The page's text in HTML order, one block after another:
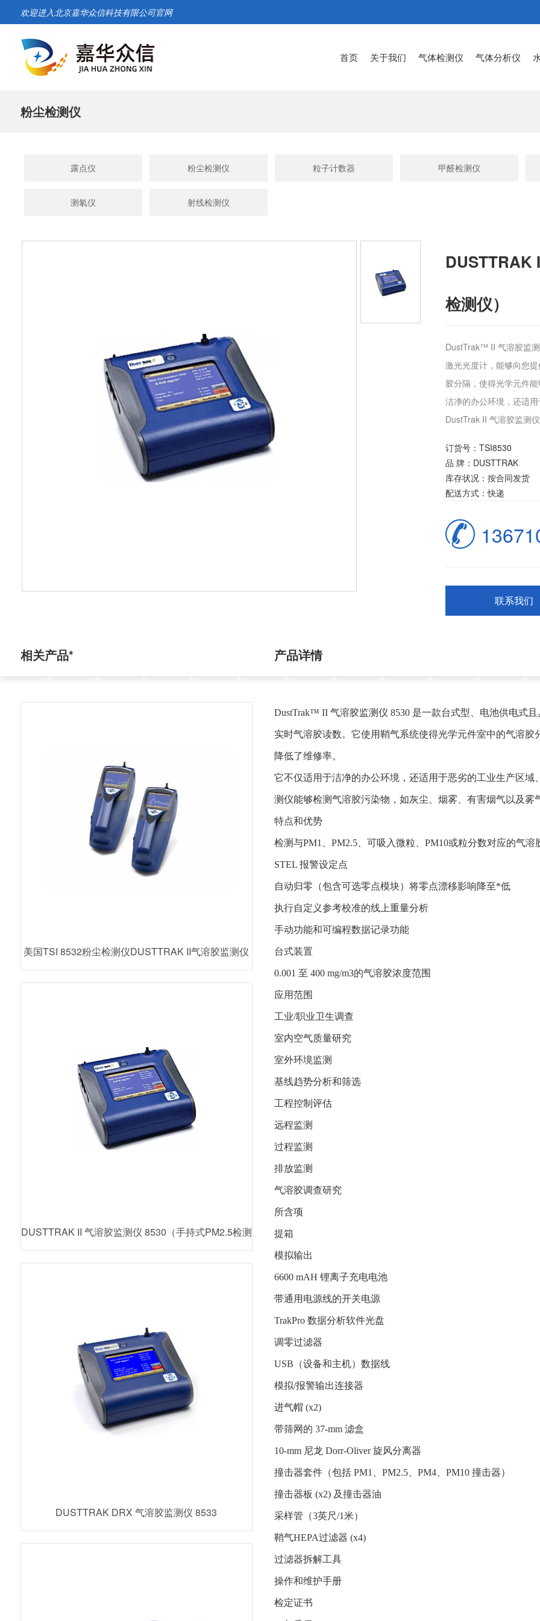
欢迎进入北京嘉华众信科技有限公司官网
首页 关于我们 气体检测仪 气体分析仪
粉尘检测仪
露点仪 粉尘检测仪 粒子计数器 甲醛检测仪
测氡仪 射线检测仪
DUSTTRAK
检测仪）
DustTrak™ II 气溶胶监
激光光度计，能够向您
胶分隔，使得光学元件
洁净的办公环境，还适
DustTrak II 气溶胶监测
订货号：TSI8530
品 牌：DUSTTRAK
库存状况：按合同发货
配送方式：快递
联系我们
相关产品*
美国TSI 8532粉尘检测仪DUSTTRAK II气溶胶监测仪
DUSTTRAK II 气溶胶监测仪 8530（手持式PM2.5检测
仪）
DUSTTRAK DRX 气溶胶监测仪 8533
产品详情
DustTrak™ II 气溶胶监测仪 8530 是一款台式型、电池供电式
实时气溶胶读数。它使用鞘气系统使得光学元件室中的气溶
降低了维修率。
它不仅适用于洁净的办公环境，还适用于恶劣的工业生产区
测仪能够检测气溶胶污染物，如灰尘、烟雾、有害烟气以及雾
特点和优势
检测与PM1、PM2.5、可吸入微粒、PM10或粒分数对应的气溶
STEL 报警设定点
自动归零（包含可选零点模块）将零点漂移影响降至*低
执行自定义参考校准的线上重量分析
手动功能和可编程数据记录功能
台式装置
0.001 至 400 mg/m3的气溶胶浓度范围
应用范围
工业/职业卫生调查
室内空气质量研究
室外环境监测
基线趋势分析和筛选
工程控制评估
远程监测
过程监测
排放监测
气溶胶调查研究
所含项
提箱
模拟输出
6600 mAH 锂离子充电电池
带通用电源线的开关电源
TrakPro 数据分析软件光盘
调零过滤器
USB（设备和主机）数据线
模拟/报警输出连接器
进气帽 (x2)
带筛网的 37-mm 滤盒
10-mm 尼龙 Dorr-Oliver 旋风分离器
撞击器套件（包括 PM1、PM2.5、PM4、PM10 撞击器）
撞击器板 (x2) 及撞击器油
采样管（3英尺/1米）
鞘气HEPA过滤器 (x4)
过滤器拆解工具
操作和维护手册
检定证书